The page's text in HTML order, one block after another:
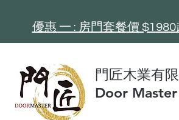
優惠 一 : 房門套餐價 $1980
門匠木業有
Door Master